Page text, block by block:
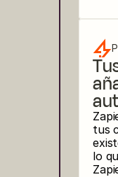
tus
lo